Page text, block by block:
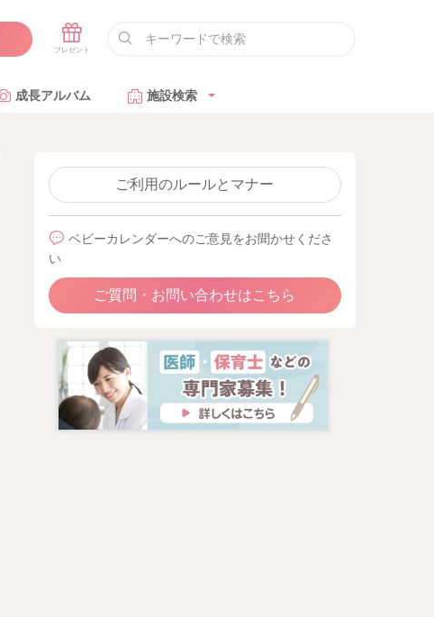
成長アルバム 施設検索
ご利用のルールとマナー
ベビーカレンダーへのご意見をお聞かせくださ
い
ご質問・お問い合わせはこちら